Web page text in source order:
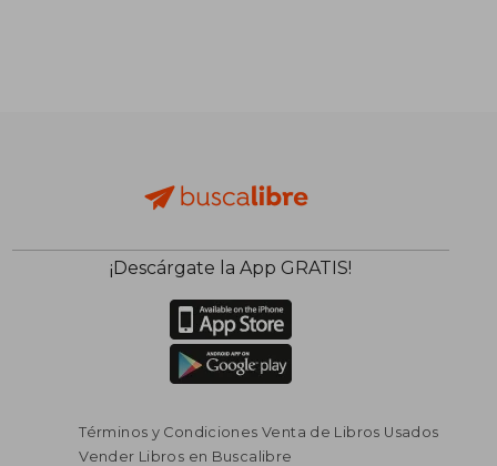
¡Descárgate la App GRATIS!
Términos y Condiciones Venta de Libros Usados
Vender Libros en Buscalibre